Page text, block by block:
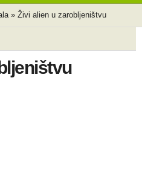
» Živi alien u zarobljeništvu